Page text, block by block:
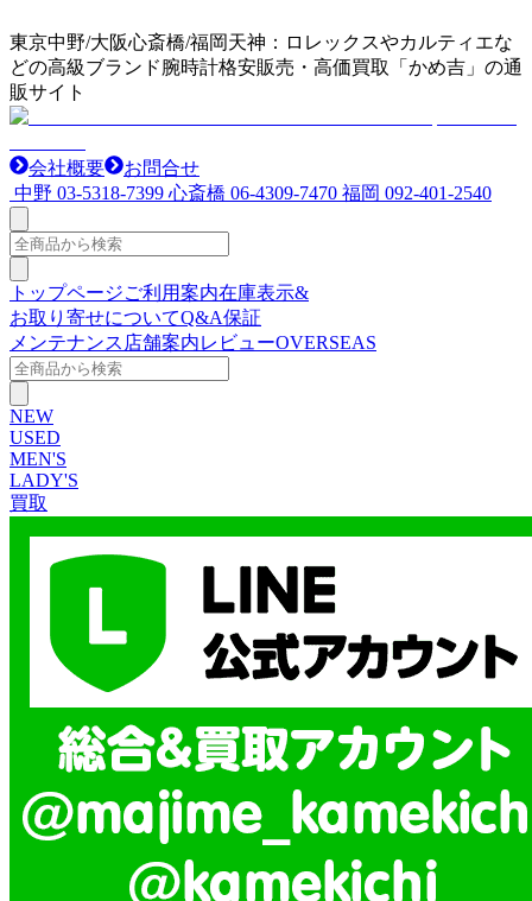
東京中野/大阪心斎橋/福岡天神：ロレックスやカルティエな
どの高級ブランド腕時計格安販売・高価買取「かめ吉」の通
販サイト
会社概要
お問合せ
中野 03-5318-7399 心斎橋 06-4309-7470 福岡 092-401-2540
トップページご利用案内在庫表示&
お取り寄せについてQ&A保証
メンテナンス 店舗案内レビューOVERSEAS
NEW
USED
MEN'S
LADY'S
買取